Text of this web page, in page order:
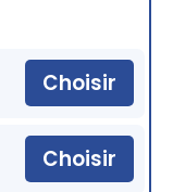
Choisir
Choisir